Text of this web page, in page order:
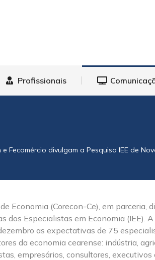
Profissionais
e Fecomércio divulgam a Pesquisa IEE de
Economia (Corecon-Ce), em parceria,
dos Especialistas em Economia (IEE).
as expectativas de 75
da economia cearense: indústria,
empresários, consultores,